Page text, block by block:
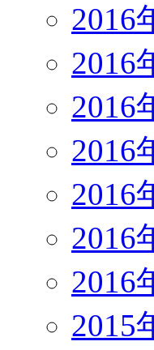
2016
2016
2016
2016
2016
2016
2016
2015